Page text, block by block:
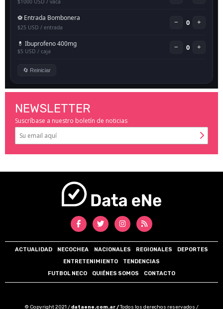
NEWSLETTER
Suscríbase a nuestro boletín de noticias
ACTUALIDAD NECOCHEA NACIONALES REGIONALES
DEPORTES
ENTRETENIMIENTO
TENDENCIAS
FUTBOL NECO
QUIÉNES SOMOS CONTACTO
© Copyright 2021 /dataene.com.ar /Todos los derechos reservados /